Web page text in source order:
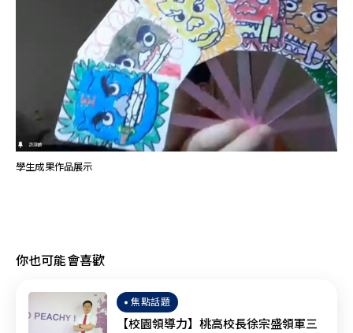
學生成果作品展示
你也可能會喜歡
焦點話題
【校園領導力】桃高校長徐宗盛領軍三